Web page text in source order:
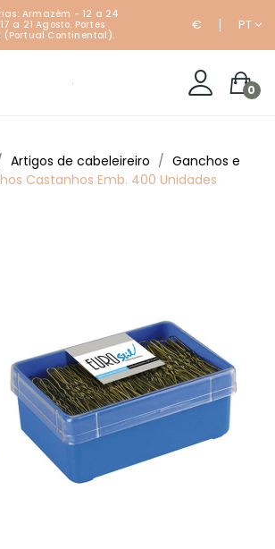
Armazém - 12 a 24
a 21 Agosto. Portes
(Portual Continental).
€ PT
0
Artigos de cabeleireiro
Ganchos e
Castanhos Emb. 400 Unidades